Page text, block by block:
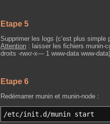
Etape 5
Supprimer les logs (c’est plus
Attention : laisser les fichiers munin-
droits -rwxr-x— 1 www-data www-data)
Etape 6
Redémarrer munin et munin-node :
/etc/init.d /munin start